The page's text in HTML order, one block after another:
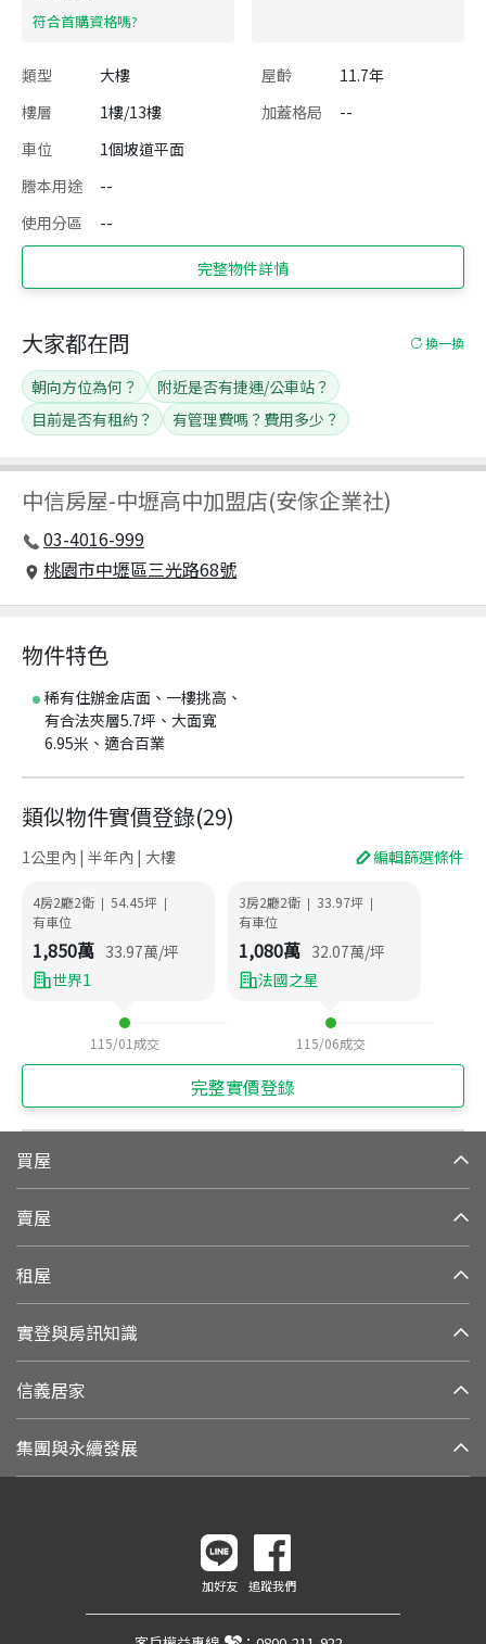
​符合首購資格嗎?
類型 大樓 屋齡
11.7年
樓層
1樓/13樓 加蓋格局
--
車位
1個坡道平面
謄本用途
--
使用分區
--
完整物件詳情
中信房屋-中壢高中加盟店(安傢企業社)
03-4016-999
桃園市中壢區三光路68號
大家都在問 換一換
朝向方位為何？
附近是否有捷運/公車站？
目前是否有租約？
有管理費嗎？費用多少？
物件特色
稀有住辦金店面、一樓挑高、
有合法夾層5.7坪、大面寬
6.95米、適合百業
類似物件實價登錄(29)
1公里內 | 半年內 | 大樓 編輯篩選條件
4房2廳2衛 | 54.45坪 |
有車位
1,850萬 33.97萬/坪
世界1
115/01 成交
3房2廳2衛 | 33.97坪 |
有車位
1,080萬 32.07萬/坪
法國之星
115/06成交
完整實價登錄
買屋
賣屋
租屋
實登與房訊知識
信義居家
集團與永續發展
加好友 追蹤我們